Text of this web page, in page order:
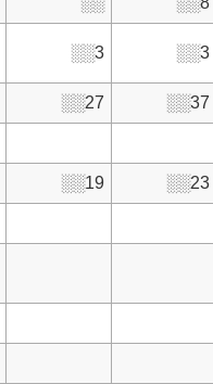
░░3 ░░3
░░27 ░░37
░░19 ░░23